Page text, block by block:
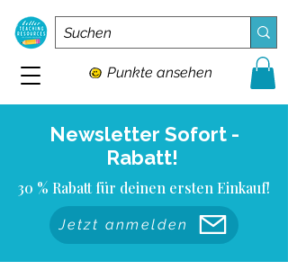
Punkte ansehen
Newsletter Sofort -
Rabatt!
30 % Rabatt für deinen ersten Einkauf!
Jetzt anmelden